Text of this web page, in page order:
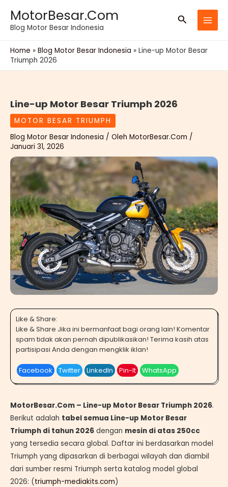
konten
MotorBesar.Com
Blog Motor Besar Indonesia
Cari
Home » Blog Motor Besar Indonesia » Line-up Motor Besar
Triumph 2026
Line-up Motor Besar Triumph 2026
MOTOR BESAR TRIUMPH
Blog Motor Besar Indonesia / Oleh MotorBesar.Com /
Januari 31, 2026
Like & Share:
Like & Share Jika ini bermanfaat bagi orang lain! Komentar
spam tidak akan pernah dipublikasikan! Terima kasih atas
partisipasi Anda dengan mengklik iklan!
Facebook Twitter LinkedIn Pin-It WhatsApp
MotorBesar.Com – Line-up Motor Besar Triumph 2026.
Berikut adalah tabel semua Line-up Motor Besar
Triumph di tahun 2026 dengan mesin di atas 250cc
yang tersedia secara global. Daftar ini berdasarkan model
Triumph yang dipasarkan di berbagai wilayah dan diambil
dari sumber resmi Triumph serta katalog model global
2026: (triumph-mediakits.com)